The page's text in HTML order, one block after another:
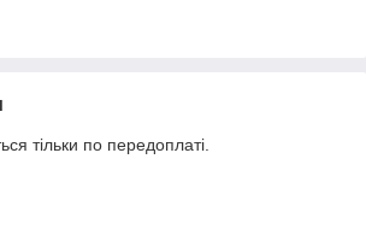
тільки по передоплаті.